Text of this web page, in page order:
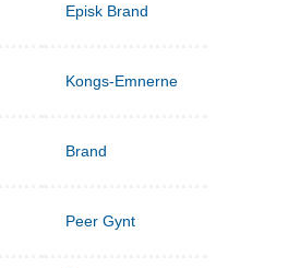
Episk Brand
Kongs-Emnerne
Brand
Peer Gynt